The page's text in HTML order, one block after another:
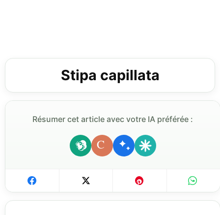
Stipa capillata
Résumer cet article avec votre IA préférée :
C